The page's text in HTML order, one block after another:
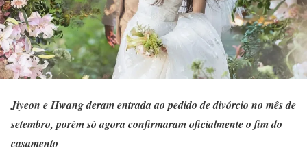
Jiyeon e Hwang deram entrada ao pedido de divórcio no mês de
setembro, porém só agora confirmaram oficialmente o fim do
casamento